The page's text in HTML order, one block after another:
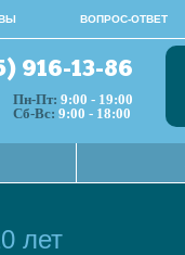
ВОПРОС-ОТВЕТ
916-13-86
Пн-Пт: 9:00 - 19:00
Сб-Вс: 9:00 - 18:00
лет